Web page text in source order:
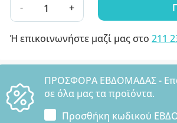
- +
Ή επικοινωνήστε μαζί μας στο 211
ΠΡΟΣΦΟΡΑ ΕΒΔΟΜΑΔΑΣ -
σε όλα μας τα προϊόντα.
Προσθήκη κωδικού